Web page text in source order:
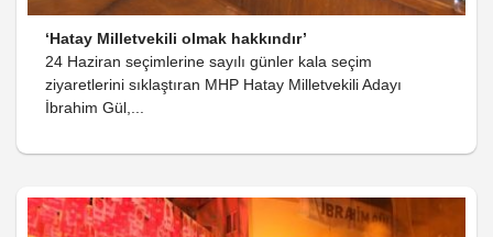
‘Hatay Milletvekili olmak hakkındır’
24 Haziran seçimlerine sayılı günler kala seçim
ziyaretlerini sıklaştıran MHP Hatay Milletvekili Adayı
İbrahim Gül,...